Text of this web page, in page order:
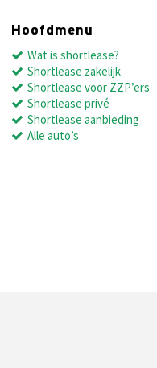
Hoofdmenu
Wat is shortlease?
Shortlease zakelijk
Shortlease voor ZZP’ers
Shortlease privé
Shortlease aanbieding
Alle auto’s